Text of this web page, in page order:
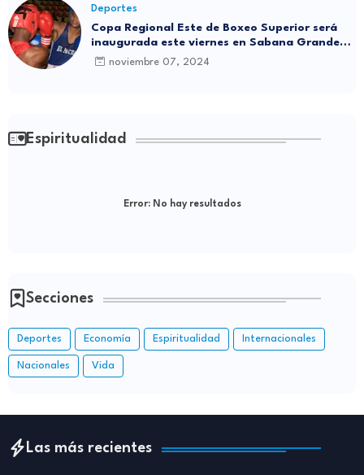
Deportes
Copa Regional Este de Boxeo Superior será
inaugurada este viernes en Sabana Grande
de Boyá
noviembre 07, 2024
Espiritualidad
Error:No hay resultados
Secciones
Deportes Economía Espiritualidad Internacionales
Nacionales Vida
Las más recientes